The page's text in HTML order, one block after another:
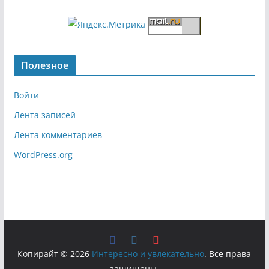
Полезное
Войти
Лента записей
Лента комментариев
WordPress.org
Копирайт © 2026 Интересно и увлекательно. Все права